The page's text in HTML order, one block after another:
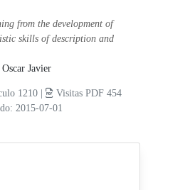
from the development of
skills of description and
Javier
1210 |
Visitas PDF 454
2015-07-01